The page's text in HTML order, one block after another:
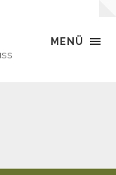
MENÜ